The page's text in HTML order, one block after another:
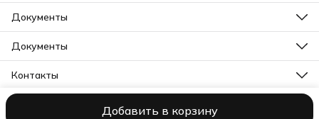
Добавить в корзину
Документы
ОГРН
Карточка ООО ДННСПОРТ
Сертификат соответствия
Карточка ООО ДНН
Документы
Прайс ДНН 12-2025
Свидетельство на товарный знак
Отказное письмо DNN
Заявление на возврат товара физ лицо
Заявление на возврат товара юр лицо
Контакты
Адрес
КонтактыПолитика конфиденциальности